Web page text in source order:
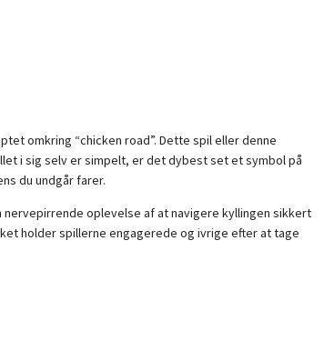
omkring “chicken road”. Dette spil eller denne
i sig selv er simpelt, er det dybest set et symbol på
du undgår farer.
nervepirrende oplevelse af at navigere kyllingen sikkert
holder spillerne engagerede og ivrige efter at tage